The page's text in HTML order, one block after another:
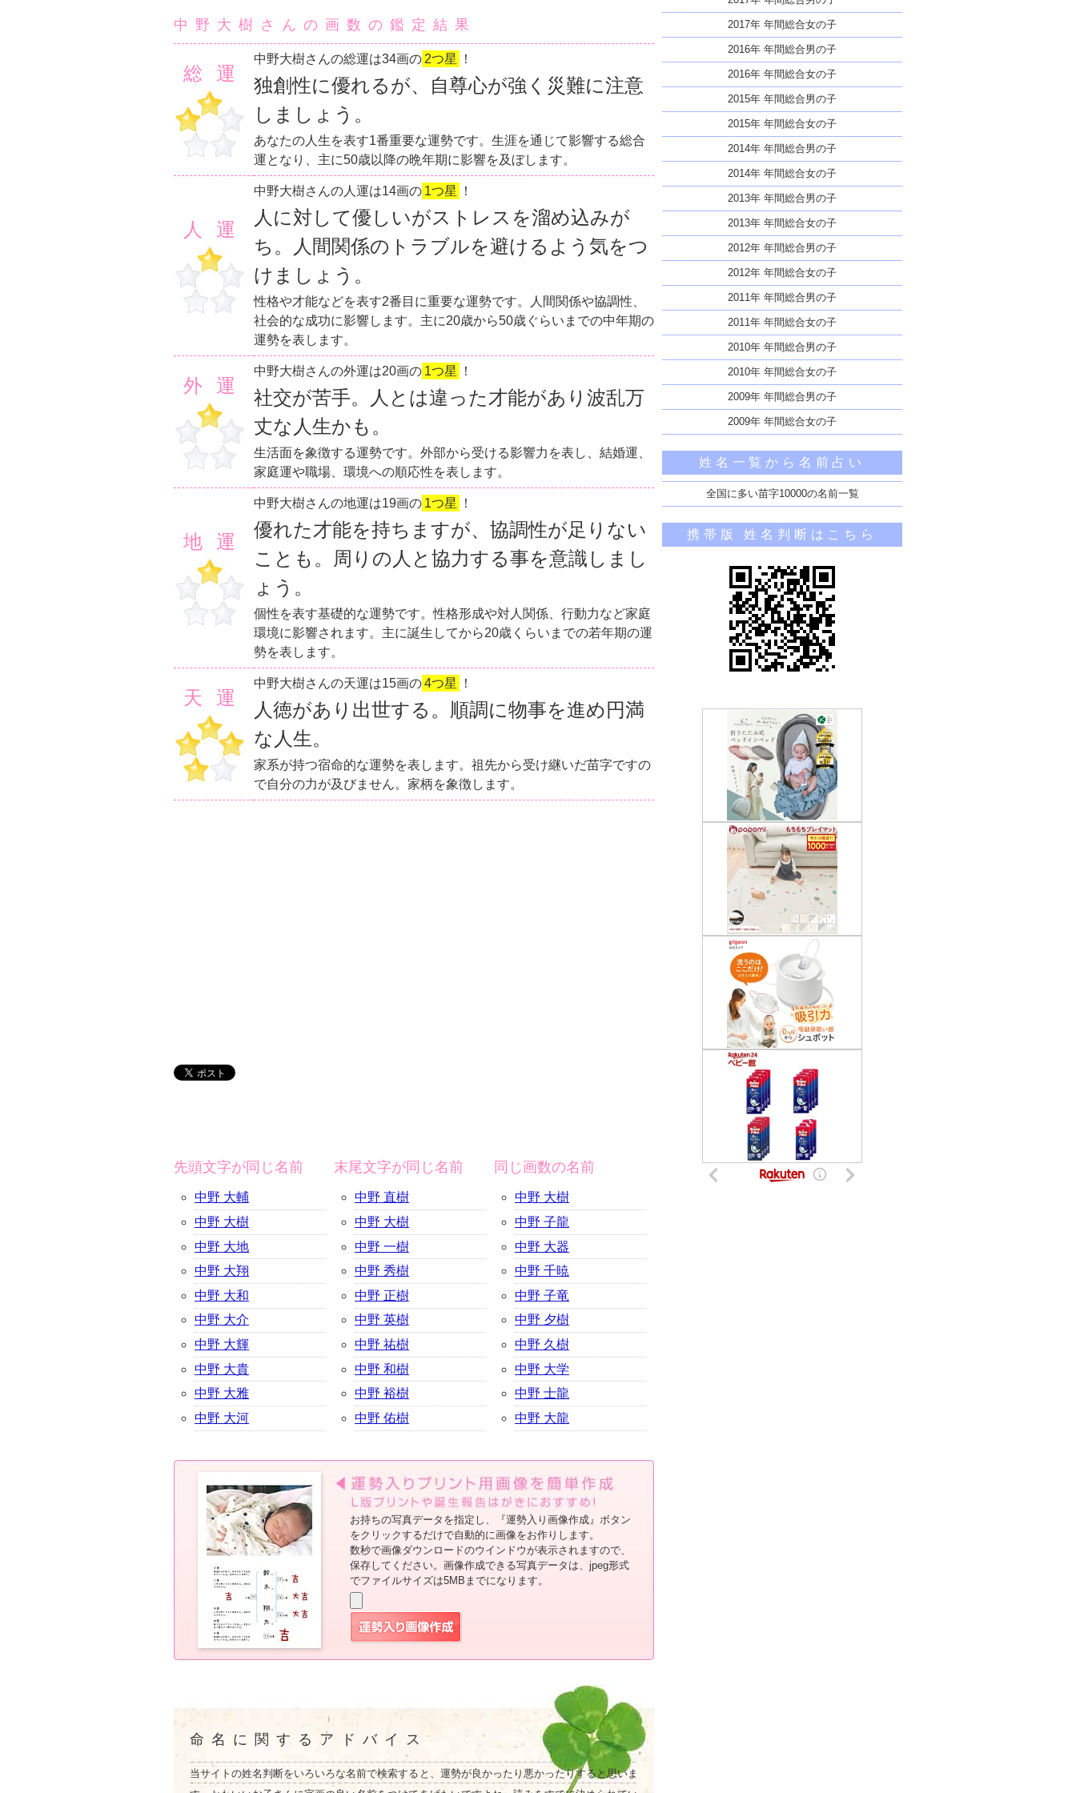
中野大樹さんの画数の鑑定結果
総運
中野大樹さんの総運は34画の 2つ星 ！
独創性に優れるが、自尊心が強く災難に注意
しましょう。
あなたの人生を表す1番重要な運勢です。生涯を通じて影響する総合
運となり、主に50歳以降の晩年期に影響を及ぼします。
人運
中野大樹さんの人運は14画の 1つ星 ！
人に対して優しいがストレスを溜め込みが
ち。人間関係のトラブルを避けるよう気をつ
けましょう。
性格や才能などを表す2番目に重要な運勢です。人間関係や協調性、
社会的な成功に影響します。主に20歳から50歳ぐらいまでの中年期の
運勢を表します。
外運
中野大樹さんの外運は20画の 1つ星 ！
社交が苦手。人とは違った才能があり波乱万
丈な人生かも。
生活面を象徴する運勢です。外部から受ける影響力を表し、結婚運、
家庭運や職場、環境への順応性を表します。
地運
中野大樹さんの地運は19画の 1つ星 ！
優れた才能を持ちますが、協調性が足りない
ことも。周りの人と協力する事を意識しまし
ょう。
個性を表す基礎的な運勢です。性格形成や対人関係、行動力など家庭
環境に影響されます。主に誕生してから20歳くらいまでの若年期の運
勢を表します。
天運
中野大樹さんの天運は15画の4つ星 ！
人徳があり出世する。順調に物事を進め円満
な人生。
家系が持つ宿命的な運勢を表します。祖先から受け継いだ苗字ですの
で自分の力が及びません。家柄を象徴します。
先頭文字が同じ名前
中野 大輔
中野 大樹
中野 大地
中野 大翔
中野 大和
中野 大介
中野 大輝
中野 大貴
中野 大雅
中野 大河
末尾文字が同じ名前
中野 直樹
中野 大樹
中野 一樹
中野 秀樹
中野 正樹
中野 英樹
中野 祐樹
中野 和樹
中野 裕樹
中野 佑樹
同じ画数の名前
中野 大樹
中野 子龍
中野 大器
中野 千暁
中野 子竜
中野 夕樹
中野 久樹
中野 大学
中野 士龍
中野 大龍
お持ちの写真データを指定し、『運勢入り画像作成』ボタン
をクリックするだけで自動的に画像をお作りします。
数秒で画像ダウンロードのウインドウが表示されますので、
保存してください。画像作成できる写真データは、jpeg形式
でファイルサイズは5MBまでになります。
命名に関するアドバイス
当サイトの姓名判断をいろいろな名前で検索すると、運勢が良かったり悪かったりすると思いま
2017年 年間総合女の子
2016年 年間総合男の子
2016年 年間総合女の子
2015年 年間総合男の子
2015年 年間総合女の子
2014年 年間総合男の子
2014年 年間総合女の子
2013年 年間総合男の子
2013年 年間総合女の子
2012年 年間総合男の子
2012年 年間総合女の子
2011年 年間総合男の子
2011年 年間総合女の子
2010年 年間総合男の子
2010年 年間総合女の子
2009年 年間総合男の子
2009年 年間総合女の子
姓名一覧から名前占い
全国に多い苗字10000の名前一覧
携帯版 姓名判断はこちら